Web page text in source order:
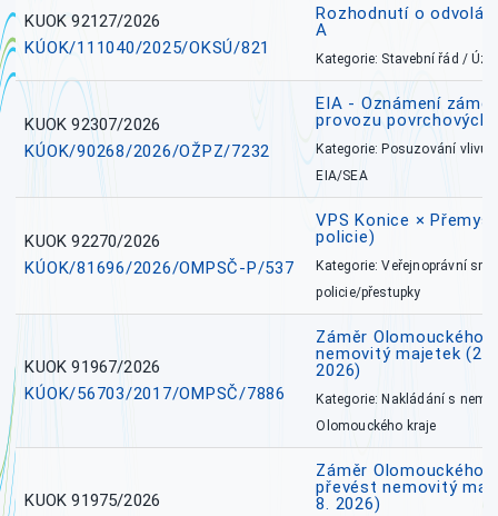
KUOK 92127/2026
KÚOK/111040/2025/OKSÚ/821
Rozhodnutí o
A
Kategorie: Stavební řád /
KUOK 92307/2026
KÚOK/90268/2026/OŽPZ/7232
EIA - Oznámení
provozu povrchových
Kategorie: Posuzování vlivů
EIA/SEA
KUOK 92270/2026
KÚOK/81696/2026/OMPSČ-P/537
VPS Konice ×
policie)
Kategorie: Veřejnoprávní
policie/přestupky
KUOK 91967/2026
KÚOK/56703/2017/OMPSČ/7886
Záměr Olomouckého
nemovitý majetek
2026)
Kategorie: Nakládání s
Olomouckého kraje
KUOK 91975/2026
Záměr Olomouckého
převést nemovitý
8. 2026)